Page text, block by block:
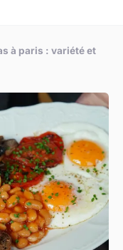
à paris : variété et